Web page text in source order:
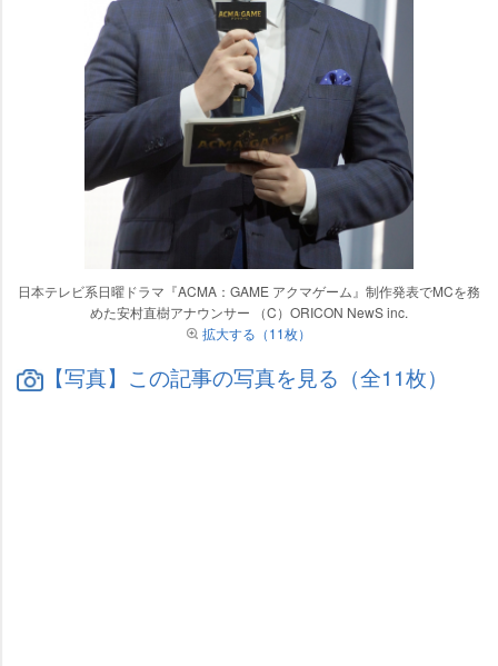
日本テレビ系日曜ドラマ『ACMA：GAME アクマゲーム』制作発表でMCを務
めた安村直樹アナウンサー （C）ORICON NewS inc.
拡大する（11枚）
【写真】この記事の写真を見る（全11枚）